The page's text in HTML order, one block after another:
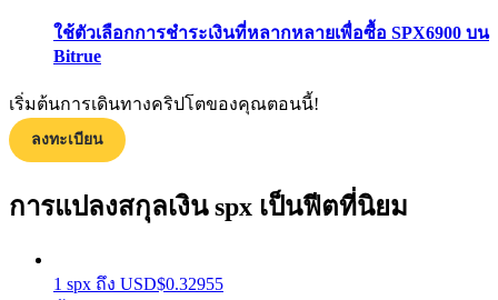
ใช้ตัวเลือกการชำระเงินที่หลากหลายเพื่อซื้อ SPX6900 บน
Bitrue
เริ่มต้นการเดินทางคริปโตของคุณตอนนี้!
ลงทะเบียน
การแปลงสกุลเงิน spx เป็นฟีตที่นิยม
1 spx ถึง USD$0.32955